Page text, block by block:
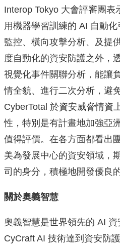
Interop Tokyo 大會評審團表
用機器學習訓練的 AI 自動
監控、橫向攻擊分析、及提
度自動化的資安防護之外，
視覺化事件關聯分析，能讓
情全貌、進行二次分析，避
CyberTotal 於資安威脅情資
性，特別是有計畫地加強亞
值得評價。在各方面都看出
美為發展中心的資安領域，
司的身分，積極地開發優良
關於奧義智慧
奧義智慧是世界領先的 AI
CyCraft AI 技術達到資安防